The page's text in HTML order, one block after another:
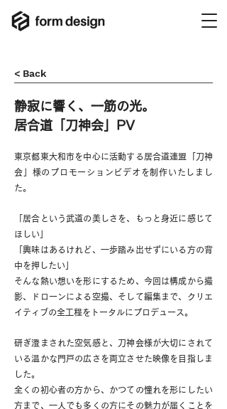
< Back
静寂に響く、一筋の光。
居合道「刀神会」PV
東京都東大和市を中心に活動する居合道連盟「刀神
会」様のプロモーションビデオを制作いたしまし
た。
「居合という武道の美しさを、もっと身近に感じて
ほしい」
「興味はあるけれど、一歩踏み出せずにいる方の背
中を押したい」
そんな熱い想いを形にするため、今回は構成から撮
影、ドローンによる空撮、そして編集まで、クリエ
イティブの全工程をトータルにプロデュース。
研ぎ澄まされた空気感と、刀神会様が大切にされて
いる温かな門戸の広さを両立させた映像を目指しま
した。
全くの初心者の方から、かつての憧れを形にしたい
方まで、一人でも多くの方にその魅力が届くことを